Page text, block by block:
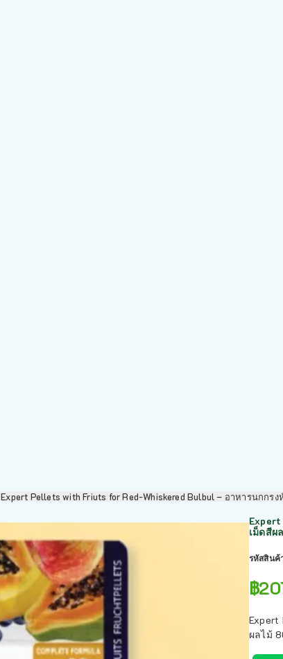
Expert Pellets with Friuts for Red-Whiskered Bulbul – อาหารนกกร
เม็ดสีผ
รหัสสินค้
฿
Expert
ผลไม้